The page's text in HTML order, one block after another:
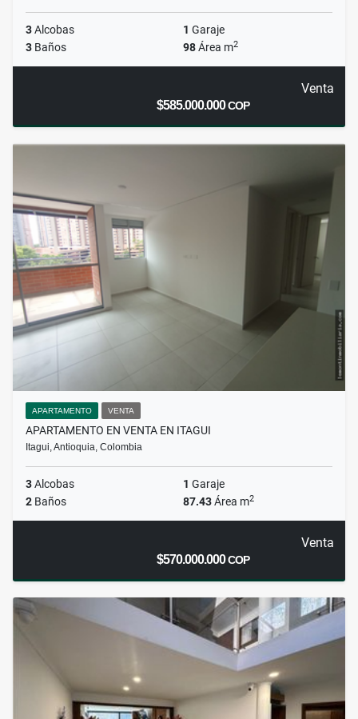
3Alcobas 1 Garaje
3 Baños 98Área m2
Venta
$585.000.000COP
APARTAMENTO VENTA
APARTAMENTO EN VENTA EN ITAGUI
Itagui, Antioquia, Colombia
3Alcobas 1 Garaje
2 Baños 87.43Área m2
Venta
$570.000.000COP